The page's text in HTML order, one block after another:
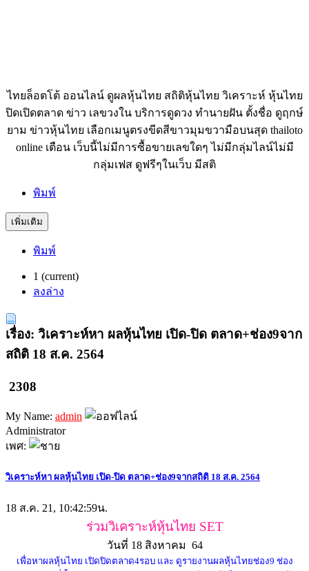
ไทยล็อตโต้ ออนไลน์ ดูผลหุ้นไทย สถิติหุ้นไทย วิเคราะห์ หุ้นไทย
ปิดเปิดตลาด ข่าว เลขวงใน บริการดูดวง ทำนายฝัน ตั้งชื่อ ดูฤกษ์
ยาม ข่าวหุ้นไทย เลือกเมนูตรงขีดสีขาวมุมขวามือบนสุด thailoto
online เตือน เว็บนี้ไม่มีการซื้อขายเลขใดๆ ไม่มีกลุ่มไลน์ไม่มี
กลุ่มเฟส ดูฟรีๆในเว็บ มีสติ
พิมพ์
เพิ่มเติม
พิมพ์
1 (current)
ลงล่าง
เรื่อง: วิเคราะห์หา ผลหุ้นไทย เปิด-ปิด ตลาด+ช่อง9จาก
สถิติ 18 ส.ค. 2564
2308
My Name: admin
Administrator
เพศ:
วิเคราะห์หา ผลหุ้นไทย เปิด-ปิด ตลาด+ช่อง9จากสถิติ 18 ส.ค. 2564
18 ส.ค. 21, 10:42:59น.
ร่วมวิเคราะห์หุ้นไทย SET
วันที่ 18 สิงหาคม 64
เพื่อหาผลหุ้นไทย เปิดปิดตลาด4รอบ และ ดูรายงานผลหุ้นไทยช่อง9 ช่อง